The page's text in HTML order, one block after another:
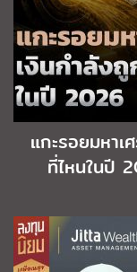
แกะรอยมหาเ
ที่ไหนในปี